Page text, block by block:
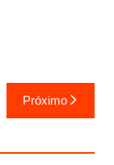
Próximo